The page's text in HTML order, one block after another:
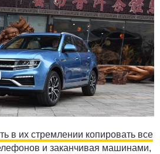
в их стремлении копировать все
и заканчивая машинами,